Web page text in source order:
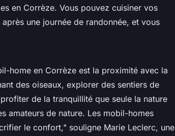
en Corrèze. Vous pouvez cuisiner vos
une journée de randonnée, et vous
home en Corrèze est la proximité avec la
des oiseaux, explorer des sentiers de
de la tranquillité que seule la nature
amateurs de nature. Les mobil-homes
le confort," souligne Marie Leclerc, une